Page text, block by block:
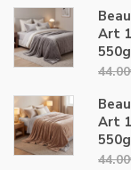
Art
44.00
Art
44.00